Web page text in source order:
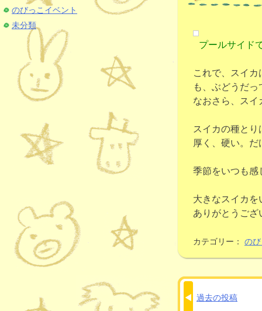
プールサイド
これで、スイ
も、ぶどうだ
なおさら、スイ
スイカの種と
厚く、硬い。だ
季節をいつも感
大きなスイカ
ありがとうござ
カテゴリー： の
投
過去の投稿
のびっこイベント
未分類